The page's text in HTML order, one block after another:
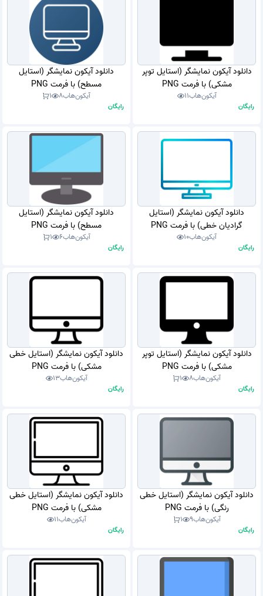
دانلود آیکون نمایشگر (استایل توپر
مشکی) با فرمت PNG
آیکون‌هاب11
رایگان
دانلود آیکون نمایشگر (استایل
مسطح) با فرمت PNG
آیکون‌هاب8
1
رایگان
دانلود آیکون نمایشگر (استایل
گرادیان خطی) با فرمت PNG
آیکون‌هاب10
رایگان
دانلود آیکون نمایشگر (استایل
مسطح) با فرمت PNG
آیکون‌هاب6
1
رایگان
دانلود آیکون نمایشگر (استایل توپر
مشکی) با فرمت PNG
آیکون‌هاب8
1
رایگان
دانلود آیکون نمایشگر (استایل خطی
مشکی) با فرمت PNG
آیکون‌هاب13
رایگان
دانلود آیکون نمایشگر (استایل خطی
رنگی) با فرمت PNG
آیکون‌هاب9
1
رایگان
دانلود آیکون نمایشگر (استایل خطی
مشکی) با فرمت PNG
آیکون‌هاب11
رایگان